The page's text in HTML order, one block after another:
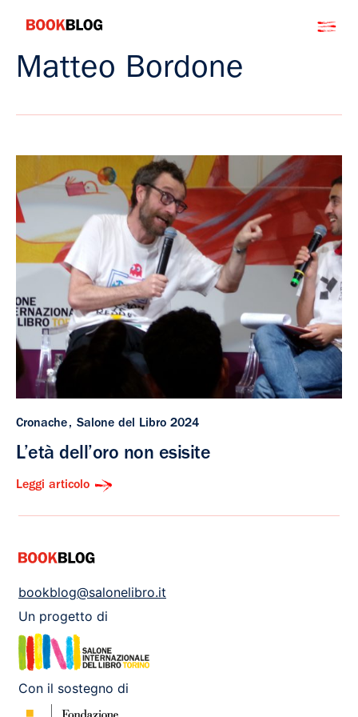
contenuto
Bookblog
Matteo Bordone
Cronache Salone del Libro 2024
L’età dell’oro non esisite
Leggi articolo
bookblog@salonelibro.it
Un progetto di
Con il sostegno di